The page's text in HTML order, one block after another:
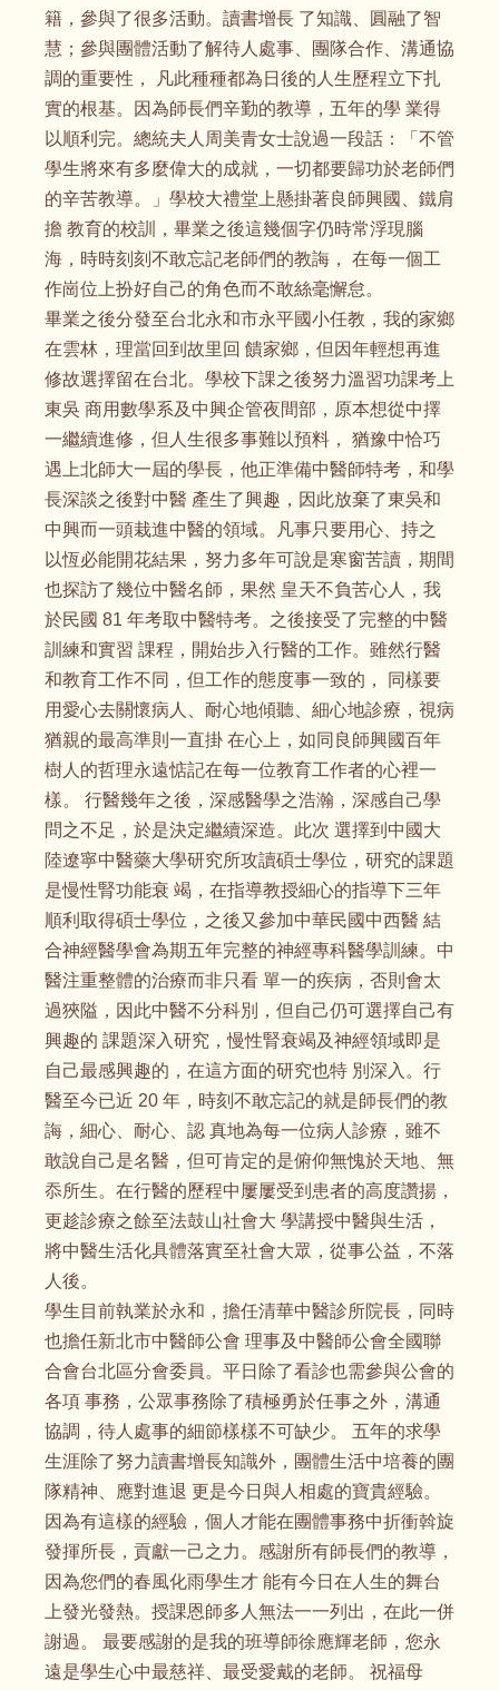
籍，參與了很多活動。讀書增長 了知識、圓融了智
慧；參與團體活動了解待人處事、團隊合作、溝通協
調的重要性， 凡此種種都為日後的人生歷程立下扎
實的根基。因為師長們辛勤的教導，五年的學 業得
以順利完。總統夫人周美青女士說過一段話：「不管
學生將來有多麼偉大的成就，一切都要歸功於老師們
的辛苦教導。」學校大禮堂上懸掛著良師興國、鐵肩
擔 教育的校訓，畢業之後這幾個字仍時常浮現腦
海，時時刻刻不敢忘記老師們的教誨， 在每一個工
作崗位上扮好自己的角色而不敢絲毫懈怠。
畢業之後分發至台北永和市永平國小任教，我的家鄉
在雲林，理當回到故里回 饋家鄉，但因年輕想再進
修故選擇留在台北。學校下課之後努力溫習功課考上
東吳 商用數學系及中興企管夜間部，原本想從中擇
一繼續進修，但人生很多事難以預料， 猶豫中恰巧
遇上北師大一屆的學長，他正準備中醫師特考，和學
長深談之後對中醫 產生了興趣，因此放棄了東吳和
中興而一頭栽進中醫的領域。凡事只要用心、持之
以恆必能開花結果，努力多年可說是寒窗苦讀，期間
也探訪了幾位中醫名師，果然 皇天不負苦心人，我
於民國 81 年考取中醫特考。之後接受了完整的中醫
訓練和實習 課程，開始步入行醫的工作。雖然行醫
和教育工作不同，但工作的態度事一致的， 同樣要
用愛心去關懷病人、耐心地傾聽、細心地診療，視病
猶親的最高準則一直掛 在心上，如同良師興國百年
樹人的哲理永遠惦記在每一位教育工作者的心裡一
樣。 行醫幾年之後，深感醫學之浩瀚，深感自己學
問之不足，於是決定繼續深造。此次 選擇到中國大
陸遼寧中醫藥大學研究所攻讀碩士學位，研究的課題
是慢性腎功能衰 竭，在指導教授細心的指導下三年
順利取得碩士學位，之後又參加中華民國中西醫 結
合神經醫學會為期五年完整的神經專科醫學訓練。中
醫注重整體的治療而非只看 單一的疾病，否則會太
過狹隘，因此中醫不分科別，但自己仍可選擇自己有
興趣的 課題深入研究，慢性腎衰竭及神經領域即是
自己最感興趣的，在這方面的研究也特 別深入。行
醫至今已近 20 年，時刻不敢忘記的就是師長們的教
誨，細心、耐心、認 真地為每一位病人診療，雖不
敢說自己是名醫，但可肯定的是俯仰無愧於天地、無
忝所生。在行醫的歷程中屢屢受到患者的高度讚揚，
更趁診療之餘至法鼓山社會大 學講授中醫與生活，
將中醫生活化具體落實至社會大眾，從事公益，不落
人後。
學生目前執業於永和，擔任清華中醫診所院長，同時
也擔任新北市中醫師公會 理事及中醫師公會全國聯
合會台北區分會委員。平日除了看診也需參與公會的
各項 事務，公眾事務除了積極勇於任事之外，溝通
協調，待人處事的細節樣樣不可缺少。 五年的求學
生涯除了努力讀書增長知識外，團體生活中培養的團
隊精神、應對進退 更是今日與人相處的寶貴經驗。
因為有這樣的經驗，個人才能在團體事務中折衝斡旋
發揮所長，貢獻一己之力。感謝所有師長們的教導，
因為您們的春風化雨學生才 能有今日在人生的舞台
上發光發熱。授課恩師多人無法一一列出，在此一併
謝過。 最要感謝的是我的班導師徐應輝老師，您永
遠是學生心中最慈祥、最受愛戴的老師。 祝福母